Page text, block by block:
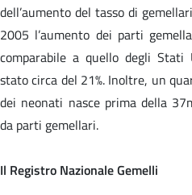
dell’aumento del tasso di
2005 l’aumento dei parti
comparabile a quello degli
stato circa del 21%. Inoltre, un
dei neonati nasce prima della
da parti gemellari.
Il Registro Nazionale Gemelli